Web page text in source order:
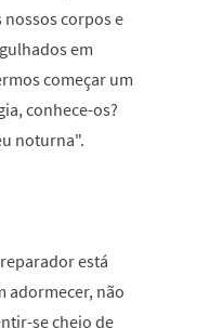
corpos e
em
começar um
conhece-os?
noturna".
está
adormecer, não
se cheio de